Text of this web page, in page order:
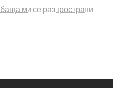
ми се разпространи